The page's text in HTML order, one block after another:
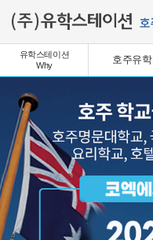
유학스테이션
Why
호주유학